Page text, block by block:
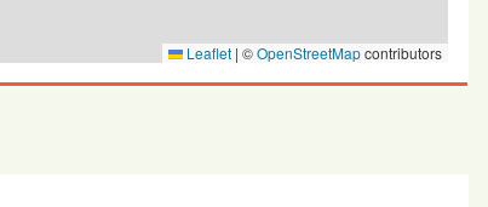
Leaflet | ©OpenStreetMapcontributors